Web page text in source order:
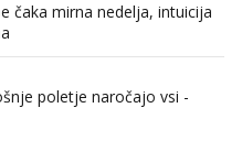
čaka mirna nedelja, intuicija
poletje naročajo vsi -